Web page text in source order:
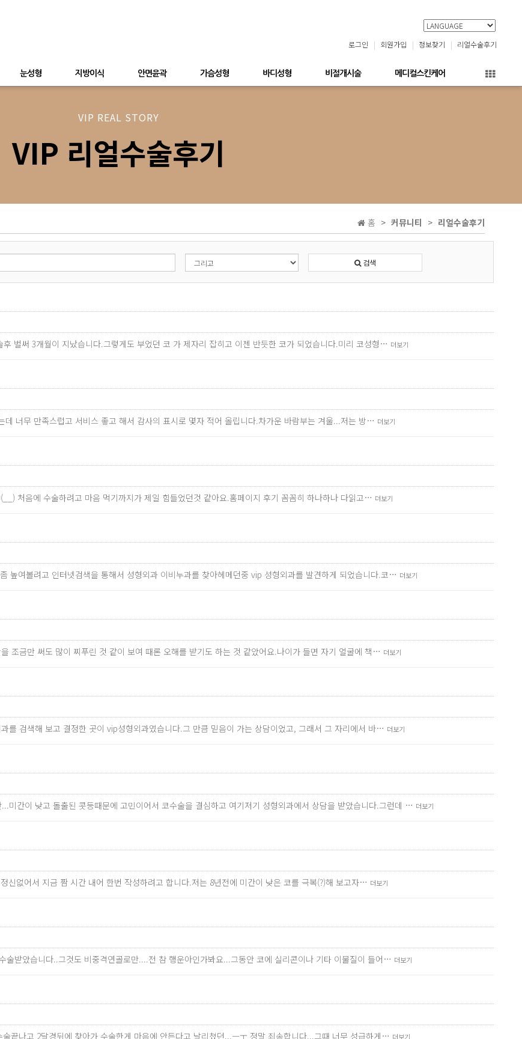
로그인 회원가입 정보찾기 리얼수술후기
눈성형 지방이식 안면윤곽 가슴성형 바디성형 비절개시술 메디컬스킨케어
VIP REAL STORY
VIP 리얼수술후기
홈 커뮤니티 리얼수술후기
검색
벌써 3개월이 지났습니다.그렇게도 부었던 코 가 제자리 잡히고 이젠 반듯한 코가 되었습니다.미리 코성형… 더보기
너무 만족스럽고 서비스 좋고 해서 감사의 표시로 몇자 적어 올립니다.차가운 바람부는 겨울...저는 방… 더보기
처음에 수술하려고 마음 먹기까지가 제일 힘들었던것 같아요.홈페이지 후기 꼼꼼히 하나하나 다읽고… 더보기
높여볼려고 인터넷검색을 통해서 성형외과 이비누과를 찾아헤메던중 vip 성형외과를 발견하게 되었습니다.코… 더보기
조금만 써도 많이 찌푸린 것 같이 보여 때론 오해를 받기도 하는 것 같았어요.나이가 들면 자기 얼굴에 책… 더보기
를 검색해 보고 결정한 곳이 vip성형외과였습니다.그 만큼 믿음이 가는 상담이었고, 그래서 그 자리에서 바… 더보기
미간이 낮고 돌출된 콧등때문에 고민이어서 코수술을 결심하고 여기저기 성형외과에서 상담을 받았습니다.그런데 … 더보기
신없어서 지금 짬 시간 내어 한번 작성하려고 합니다.저는 8년전에 미간이 낮은 코를 극복(?)해 보고자… 더보기
술받았습니다..그것도 비중격연골로만....전 참 행운아인가봐요...그동안 코에 실리콘이나 기타 이물질이 들어… 더보기
끝나고 2달경뒤에 찾아가 수술한게 마음에 안든다고 날리쳤던...ㅡㅜ 정말 죄송합니다...그때 너무 성급하게… 더보기